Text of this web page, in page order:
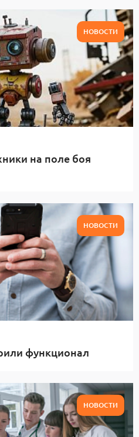
НОВОСТИ
на поле боя
НОВОСТИ
функционал
НОВОСТИ